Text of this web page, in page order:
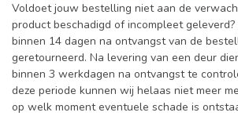
Voldoet jouw bestelling niet aan de
product beschadigd of incompleet
binnen 14 dagen na ontvangst van de
geretourneerd. Na levering van een deur
binnen 3 werkdagen na ontvangst te
deze periode kunnen wij helaas niet meer
op welk moment eventuele schade is